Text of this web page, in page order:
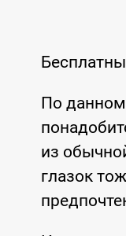
По
из
глазок